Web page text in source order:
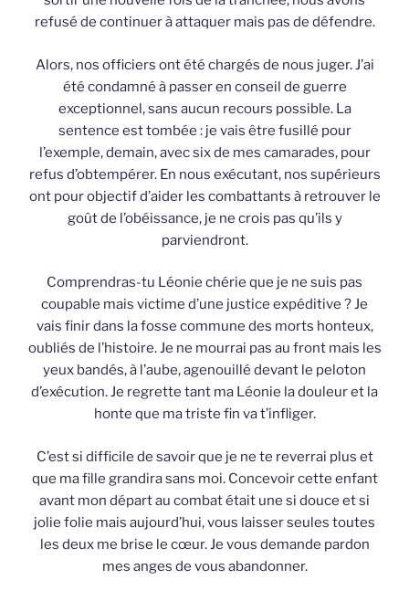
refusé de continuer à attaquer mais pas de défendre.
Alors, nos officiers ont été chargés de nous juger. J’ai
été condamné à passer en conseil de guerre
exceptionnel, sans aucun recours possible. La
sentence est tombée : je vais être fusillé pour
l’exemple, demain, avec six de mes camarades, pour
refus d’obtempérer. En nous exécutant, nos supérieurs
ont pour objectif d’aider les combattants à retrouver le
goût de l’obéissance, je ne crois pas qu’ils y
parviendront.
Comprendras-tu Léonie chérie que je ne suis pas
coupable mais victime d’une justice expéditive ? Je
vais finir dans la fosse commune des morts honteux,
oubliés de l’histoire. Je ne mourrai pas au front mais les
yeux bandés, à l’aube, agenouillé devant le peloton
d’exécution. Je regrette tant ma Léonie la douleur et la
honte que ma triste fin va t’infliger.
C’est si difficile de savoir que je ne te reverrai plus et
que ma fille grandira sans moi. Concevoir cette enfant
avant mon départ au combat était une si douce et si
jolie folie mais aujourd’hui, vous laisser seules toutes
les deux me brise le cœur. Je vous demande pardon
mes anges de vous abandonner.